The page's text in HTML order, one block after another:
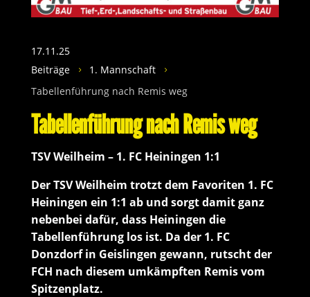
17.11.25
Beiträge
5 1. Mannschaft 5
Tabellenführung nach Remis weg
Tabellenführung nach Remis weg
TSV Weilheim – 1. FC Heiningen 1:1
Der TSV Weilheim trotzt dem Favoriten 1. FC
Heiningen ein 1:1 ab und sorgt damit ganz
nebenbei dafür, dass Heiningen die
Tabellenführung los ist. Da der 1. FC
Donzdorf in Geislingen gewann, rutscht der
FCH nach diesem umkämpften Remis vom
Spitzenplatz.